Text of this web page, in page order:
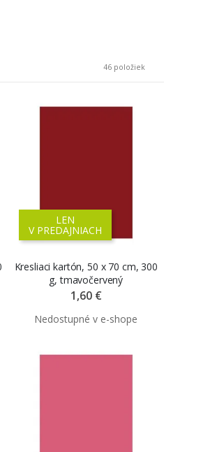
46položiek
LEN
V PREDAJNIACH
Kresliaci kartón, 50 x 70 cm, 300
g, tmavočervený
1,60 €